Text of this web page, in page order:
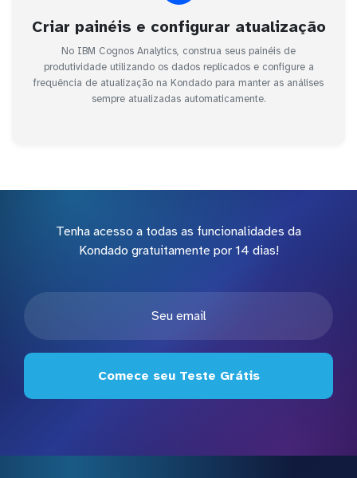
Criar painéis e configurar atualização
No IBM Cognos Analytics, construa seus painéis de
produtividade utilizando os dados replicados e configure a
frequência de atualização na Kondado para manter as análises
sempre atualizadas automaticamente.
Tenha acesso a todas as funcionalidades da
Kondado gratuitamente por 14 dias!
Comece seu Teste Grátis